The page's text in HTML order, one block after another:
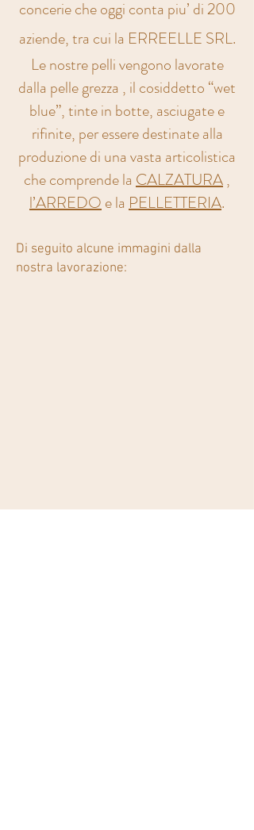
concerie che oggi conta piu’ di 200
aziende, tra cui la ERREELLE SRL.
Le nostre pelli vengono lavorate
dalla pelle grezza , il cosiddetto “wet
blue”, tinte in botte, asciugate e
rifinite, per essere destinate alla
produzione di una vasta articolistica
che comprende la CALZATURA,
l’ARREDOe la PELLETTERIA.
Di seguito alcune immagini dalla
nostra lavorazione: